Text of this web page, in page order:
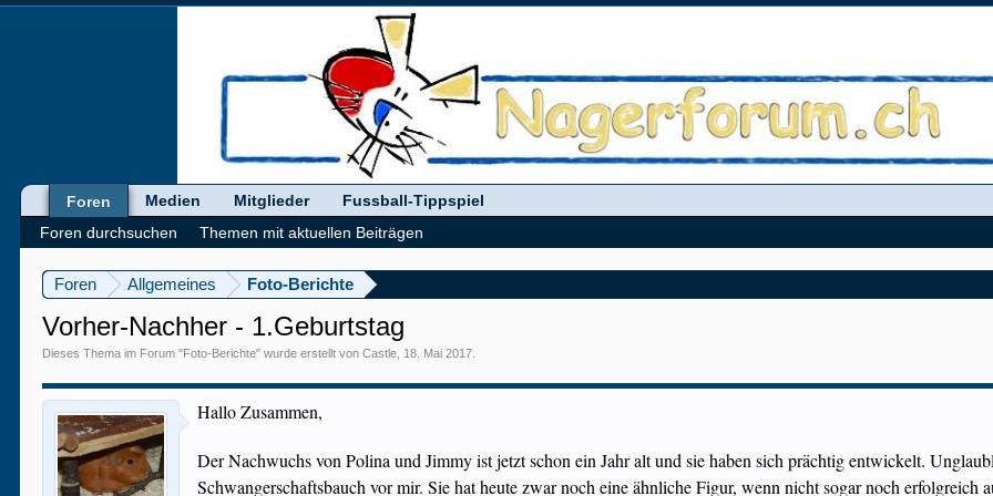
Foren Allgemeines Foto-Berichte
Vorher-Nachher - 1.Geburtstag
Dieses Thema im Forum "Foto-Berichte" wurde erstellt vonCastle 18. Mai 2017
Hallo Zusammen,
Der Nachwuchs von Polina und Jimmy ist jetzt schon ein Jahr alt und sie haben sich prächtig entwickelt.
Schwangerschaftsbauch vor mir. Sie hat heute zwar noch eine ähnliche Figur, wenn nicht sogar noch erfolgreich
Foren
Foren durchsuchen
Themen mit aktuellen Beiträgen
Medien Mitglieder Fussball-Tippspiel